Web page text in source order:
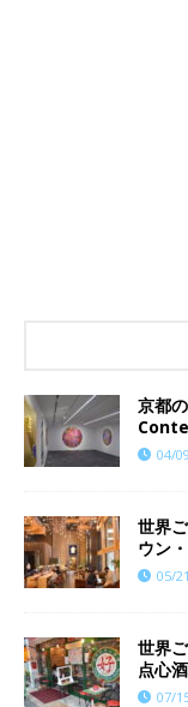
京都
04/
世界
ウン
05/
世界
点心
07/